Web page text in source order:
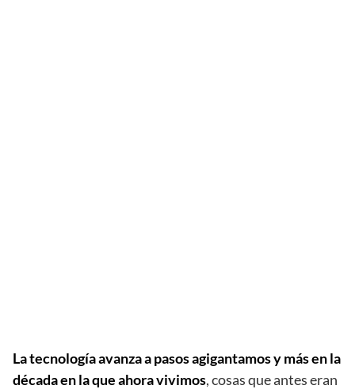
La tecnología avanza a pasos agigantamos y más en la
década en la que ahora vivimos, cosas que antes eran